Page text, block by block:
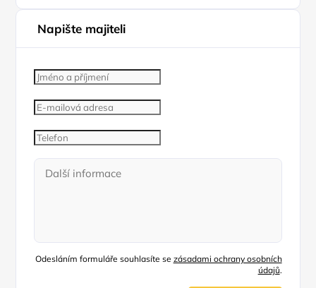
Napište majiteli
Odesláním formuláře souhlasíte se zásadami ochrany osobních
údajů.